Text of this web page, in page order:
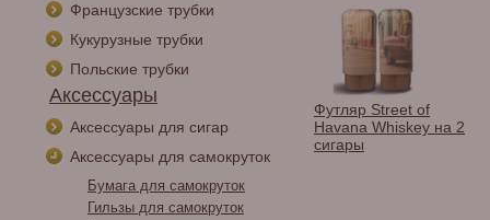
Французские трубки
Кукурузные трубки
Польские трубки
Аксессуары
Аксессуары для сигар
Аксессуары для самокруток
Бумага для самокруток
Гильзы для самокруток
Футляр Street of
Havana Whiskey на 2
сигары